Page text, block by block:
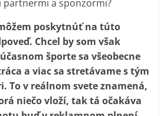
a sponzormi?
poskytnúť na túto
Chcel by som však
športe sa všeobecne
a viac sa stretávame s tým
To v reálnom svete znamená,
niečo vloží, tak tá očakáva